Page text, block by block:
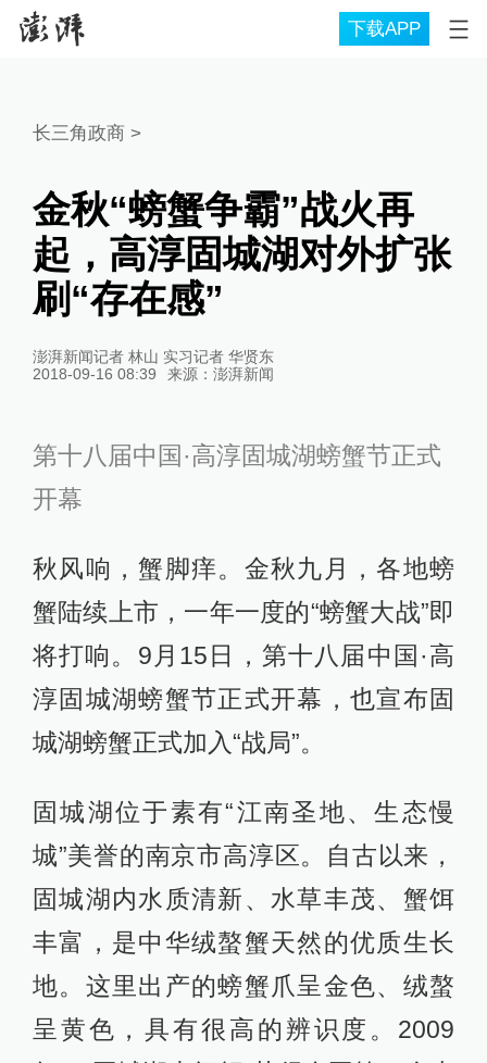
下载APP
长三角政商 >
金秋“螃蟹争霸”战火再
起，高淳固城湖对外扩张
刷“存在感”
澎湃新闻记者 林山 实习记者 华贤东
2018-09-16 08:39
来源： 澎湃新闻
第十八届中国·高淳固城湖螃蟹节正式
开幕
秋风响，蟹脚痒。金秋九月，各地螃
蟹陆续上市，一年一度的“螃蟹大战”即
将打响。9月15日，第十八届中国·高
淳固城湖螃蟹节正式开幕，也宣布固
城湖螃蟹正式加入“战局”。
固城湖位于素有“江南圣地、生态慢
城”美誉的南京市高淳区。自古以来，
固城湖内水质清新、水草丰茂、蟹饵
丰富，是中华绒螯蟹天然的优质生长
地。这里出产的螃蟹爪呈金色、绒螯
呈黄色，具有很高的辨识度。2009